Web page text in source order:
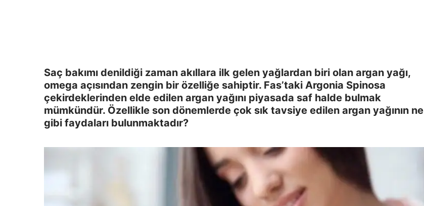
Saç bakımı denildiği zaman akıllara ilk gelen yağlardan biri olan argan yağı,
omega açısından zengin bir özelliğe sahiptir. Fas’taki Argonia Spinosa
çekirdeklerinden elde edilen argan yağını piyasada saf halde bulmak
mümkündür. Özellikle son dönemlerde çok sık tavsiye edilen argan yağının ne
gibi faydaları bulunmaktadır?